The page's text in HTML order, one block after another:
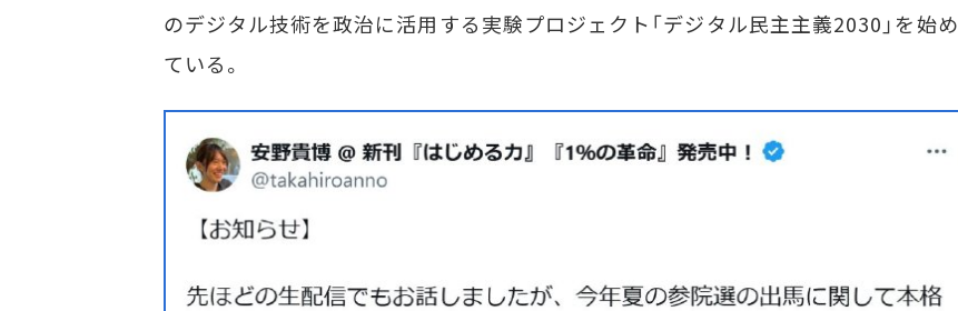
のデジタル技術を政治に活用する実験プロジェクト「デジタル民主主義2030」を始め
ている。